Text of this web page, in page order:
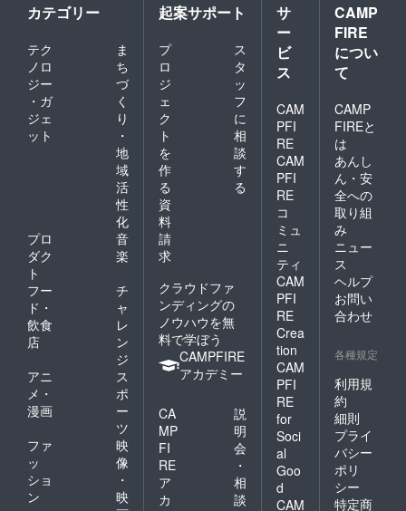
カテゴリー
テク
ノロ
ジー
・ガ
ジェ
ット
ま
ち
づ
く
り
・
地
域
活
性
化
プロ
ダク
ト
音
楽
フー
ド・
飲食
店
チ
ャ
レ
ン
ジ
アニ
メ・
漫画
ス
ポ
ー
ツ
ファ
ッ
ショ
ン
映
像
・
映
起案サポート
プ
ロ
ジ
ェ
ク
ト
を
作
る
ス
タ
ッ
フ
に
相
談
す
る
資
料
請
求
クラウドファ
ンディングの
ノウハウを無
料で学ぼう
CAMPFIRE
アカデミー
CA
MP
FI
RE
ア
カ
説
明
会
・
相
談
サ
ー
ビ
ス
CAM
PFI
RE
CAM
PFI
RE
コ
ミュ
ニ
ティ
CAM
PFI
RE
Crea
tion
CAM
PFI
RE
for
Soci
al
Goo
d
CAM
CAMP
FIRE
につい
て
CAMP
FIREと
は
あんし
ん・安
全への
取り組
み
ニュー
ス
ヘルプ
お問い
合わせ
各種規定
利用規
約
細則
プライ
バシー
ポリ
シー
特定商